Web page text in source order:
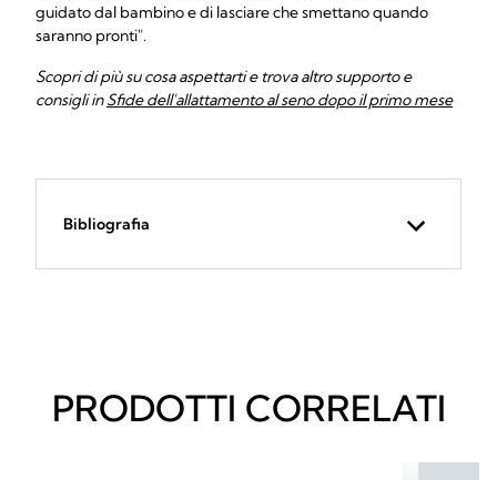
guidato dal bambino e di lasciare che smettano quando
saranno pronti".
Scopri di più su cosa aspettarti e trova altro supporto e
consigli inSfide dell'allattamento al seno dopo il primo mese
Bibliografia
PRODOTTI CORRELATI